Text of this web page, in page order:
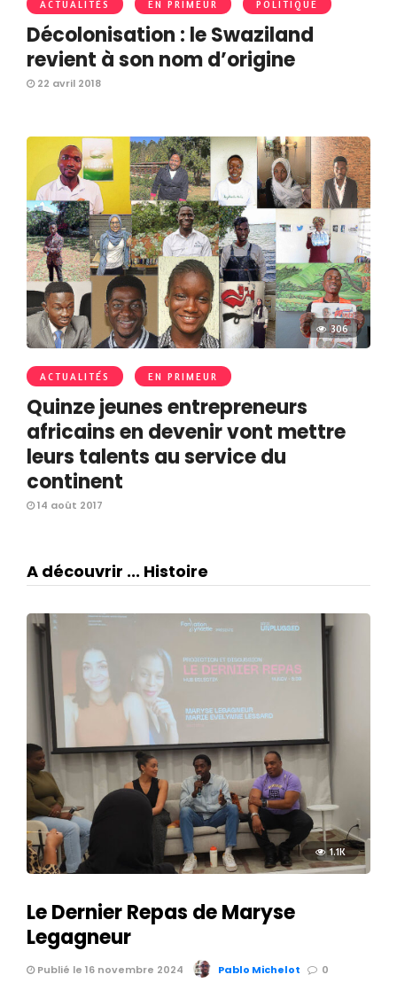
ACTUALITÉS EN PRIMEUR POLITIQUE
Décolonisation : le Swaziland
revient à son nom d’origine
22 avril 2018
306
ACTUALITÉS EN PRIMEUR
Quinze jeunes entrepreneurs
africains en devenir vont mettre
leurs talents au service du
continent
14 août 2017
A découvrir ... Histoire
1.1K
Le Dernier Repas de Maryse
Legagneur
Publié le 16 novembre 2024 Pablo Michelot 0